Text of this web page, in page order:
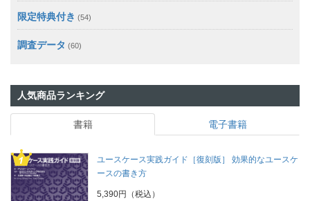
限定特典付き (54)
調査データ (60)
人気商品ランキング
書籍 電子書籍
ユースケース実践ガイド［復刻版］ 効果的なユースケ
ースの書き方
5,390円（税込）